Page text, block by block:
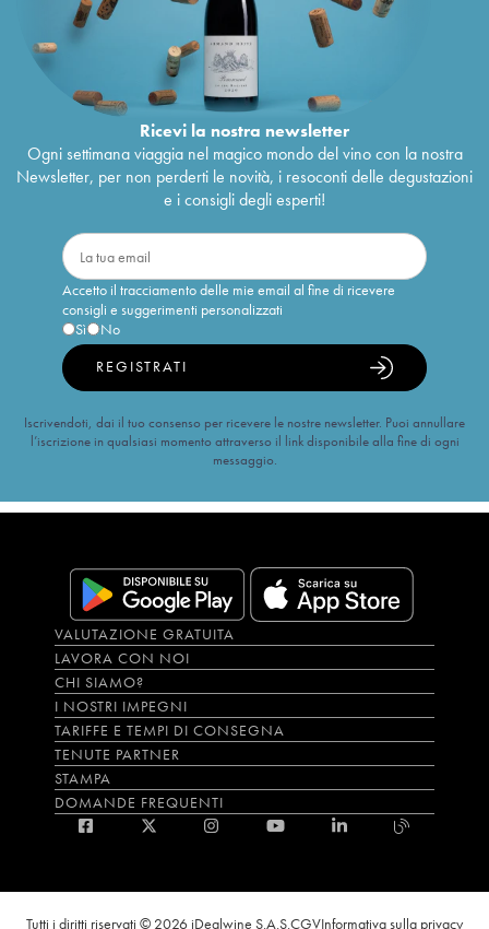
Ricevi la nostra newsletter
Ogni settimana viaggia nel magico mondo del vino con la nostra
Newsletter, per non perderti le novità, i resoconti delle degustazioni
e i consigli degli esperti!
Accetto il tracciamento delle mie email al fine di ricevere
consigli e suggerimenti personalizzati
Sì
No
REGISTRATI
Iscrivendoti, dai il tuo consenso per ricevere le nostre newsletter. Puoi annullare
l’iscrizione in qualsiasi momento attraverso il link disponibile alla fine di ogni
messaggio.
VALUTAZIONE GRATUITA
LAVORA CON NOI
CHI SIAMO?
I NOSTRI IMPEGNI
TARIFFE E TEMPI DI CONSEGNA
TENUTE PARTNER
STAMPA
DOMANDE FREQUENTI
Tutti i diritti riservati © 2026 iDealwine S.A.S.CGVInformativa sulla privacy